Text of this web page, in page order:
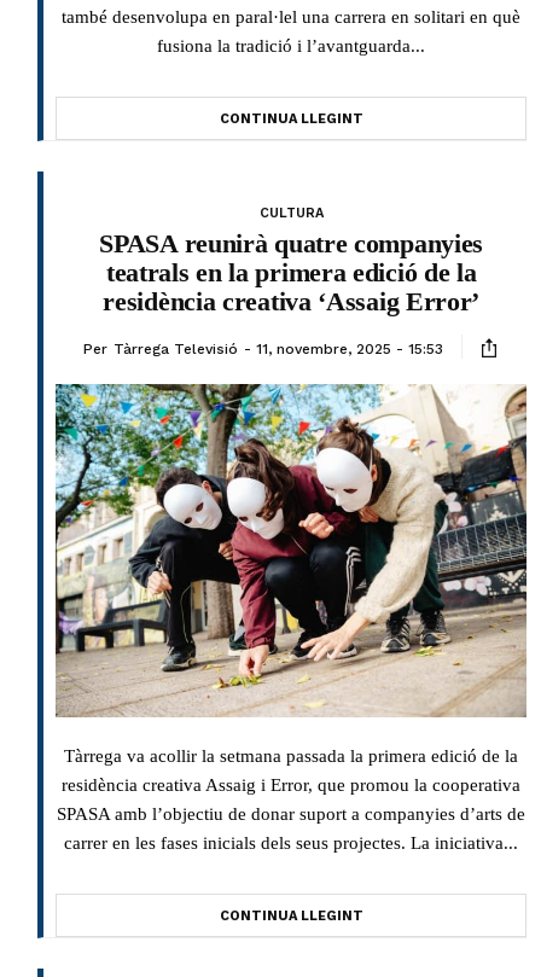
també desenvolupa en paral·lel una carrera en solitari en què
fusiona la tradició i l’avantguarda...
CONTINUA LLEGINT
CULTURA
SPASA reunirà quatre companyies
teatrals en la primera edició de la
residència creativa ‘Assaig Error’
Per Tàrrega Televisió 11, novembre, 2025 - 15:53
Tàrrega va acollir la setmana passada la primera edició de la
residència creativa Assaig i Error, que promou la cooperativa
SPASA amb l’objectiu de donar suport a companyies d’arts de
carrer en les fases inicials dels seus projectes. La iniciativa...
CONTINUA LLEGINT